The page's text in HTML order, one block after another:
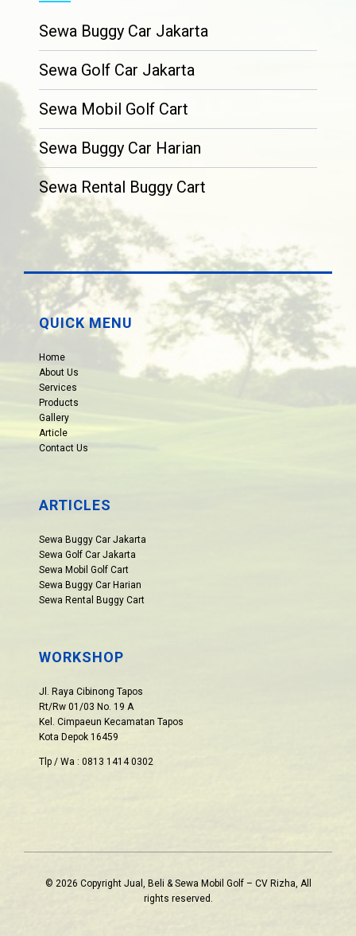
Sewa Buggy Car Jakarta
Sewa Golf Car Jakarta
Sewa Mobil Golf Cart
Sewa Buggy Car Harian
Sewa Rental Buggy Cart
QUICK MENU
Home
About Us
Services
Products
Gallery
Article
Contact Us
ARTICLES
Sewa Buggy Car Jakarta
Sewa Golf Car Jakarta
Sewa Mobil Golf Cart
Sewa Buggy Car Harian
Sewa Rental Buggy Cart
WORKSHOP
Jl. Raya Cibinong Tapos
Rt/Rw 01/03 No. 19 A
Kel. Cimpaeun Kecamatan Tapos
Kota Depok 16459
Tlp / Wa : 0813 1414 0302
© 2026 Copyright Jual, Beli & Sewa Mobil Golf – CV Rizha, All
rights reserved.